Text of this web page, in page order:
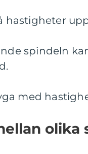
hastigheter
spindeln
med
olika